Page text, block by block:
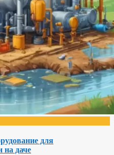
для
на даче